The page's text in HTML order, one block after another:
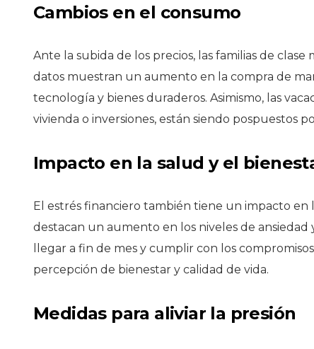
Cambios en el consumo
Ante la subida de los precios, las familias de
datos muestran un aumento en la compra de
tecnología y bienes duraderos. Asimismo, las
vivienda o inversiones, están siendo pospuestos
Impacto en la salud y el
El estrés financiero también tiene un impacto en
destacan un aumento en los niveles de
llegar a fin de mes y cumplir con los
percepción de bienestar y calidad de vida.
Medidas para aliviar la presión